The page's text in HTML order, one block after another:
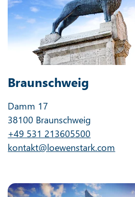
Braunschweig
Damm 17
38100 Braunschweig
+49 531 213605500
kontakt@loewenstark.com